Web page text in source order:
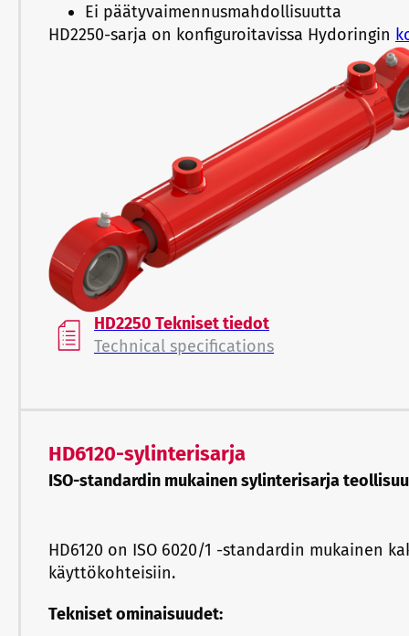
Ei päätyvaimennusmahdollisuutta
HD2250-sarja on konfiguroitavissa Hydoringin
HD2250 Tekniset tiedot
Technical specifications
HD6120-sylinterisarja
ISO-standardin mukainen sylinterisarja
HD6120 on ISO 6020/1 -standardin mukainen
käyttökohteisiin.
Tekniset ominaisuudet: